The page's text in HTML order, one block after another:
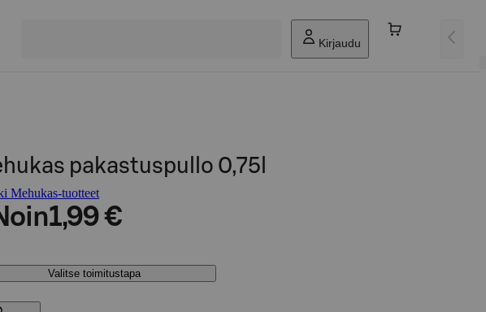
Kirjaudu
pakastuspullo 0,75l
Mehukas-tuotteet
1,99 €
Valitse toimitustapa